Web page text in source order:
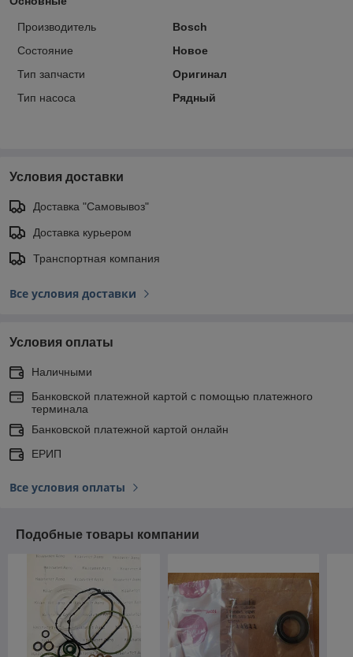
Производитель
Bosch
Состояние
Новое
Тип запчасти
Оригинал
Тип насоса
Рядный
Условия доставки
Доставка "Самовывоз"
Доставка курьером
Транспортная компания
Все условия доставки
Условия оплаты
Наличными
Банковской платежной картой с помощью платежного
терминала
Банковской платежной картой онлайн
ЕРИП
Все условия оплаты
Подобные товары компании